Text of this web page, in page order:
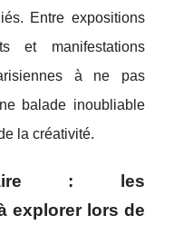
Entre expositions
et manifestations
à ne pas
balade inoubliable
la créativité.
: les
explorer lors de